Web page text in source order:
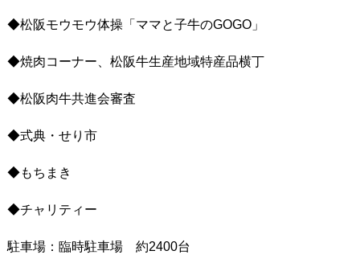
◆松阪モウモウ体操「ママと子牛のGOGO」
◆焼肉コーナー、松阪牛生産地域特産品横丁
◆松阪肉牛共進会審査
◆式典・せり市
◆もちまき
◆チャリティー
駐車場：臨時駐車場 約2400台